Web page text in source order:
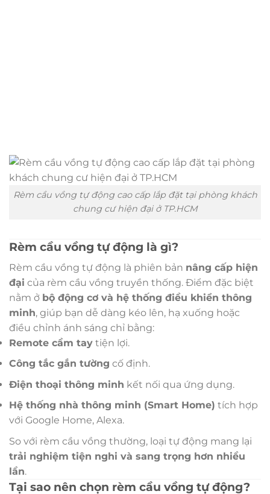
Rèm cầu vồng tự động cao cấp lắp đặt tại phòng khách
chung cư hiện đại ở TP.HCM
Rèm cầu vồng tự động là gì?
Rèm cầu vồng tự động là phiên bản nâng cấp hiện
đại của rèm cầu vồng truyền thống. Điểm đặc biệt
nằm ở bộ động cơ và hệ thống điều khiển thông
minh, giúp bạn dễ dàng kéo lên, hạ xuống hoặc
điều chỉnh ánh sáng chỉ bằng:
Remote cầm tay tiện lợi.
Công tắc gắn tường cố định.
Điện thoại thông minh kết nối qua ứng dụng.
Hệ thống nhà thông minh (Smart Home) tích hợp
với Google Home, Alexa.
So với rèm cầu vồng thường, loại tự động mang lại
trải nghiệm tiện nghi và sang trọng hơn nhiều
lần.
Tại sao nên chọn rèm cầu vồng tự động?